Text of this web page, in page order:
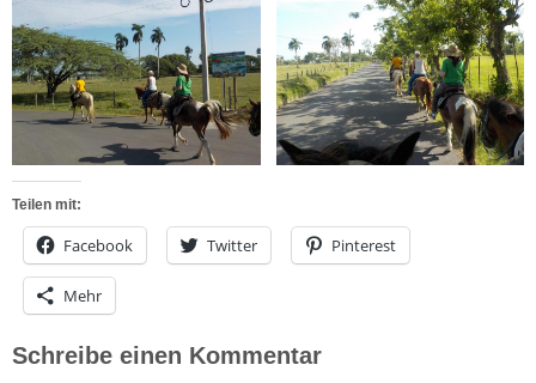
Teilen mit:
Facebook Twitter Pinterest
Mehr
Schreibe einen Kommentar